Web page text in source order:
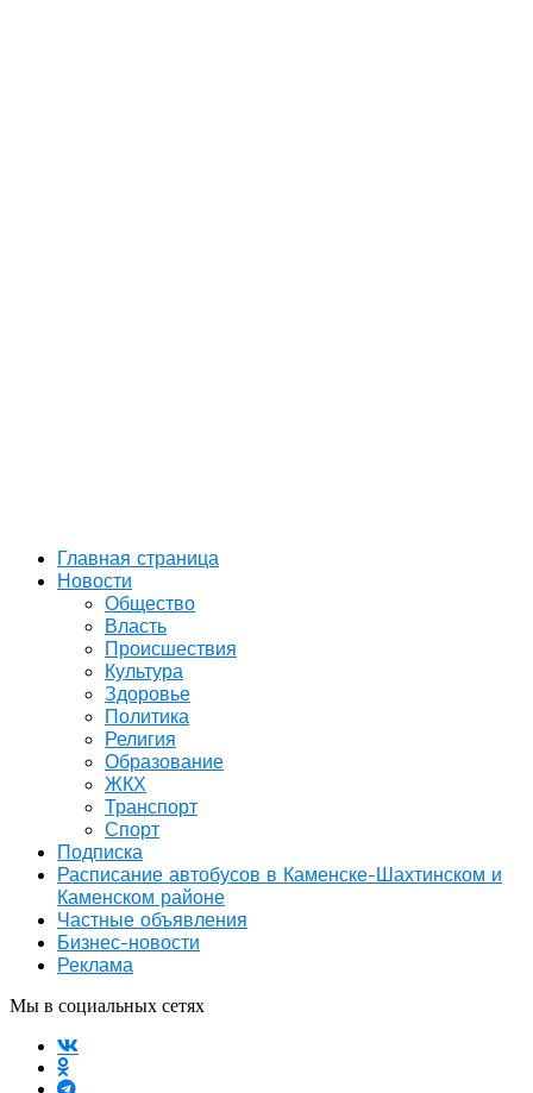
Главная страница
Новости
Общество
Власть
Происшествия
Культура
Здоровье
Политика
Религия
Образование
ЖКХ
Транспорт
Спорт
Подписка
Расписание автобусов в Каменске-Шахтинском и
Каменском районе
Частные объявления
Бизнес-новости
Реклама
Мы в социальных сетях